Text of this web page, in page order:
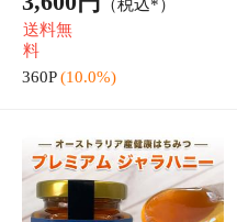
A 30+ 1000g マヌカハニー
非加熱 生はちみつ 蜂蜜
1,136P (10.0%)
クレカ auかんたん決済
プ
A
ス
ちみ
クレ